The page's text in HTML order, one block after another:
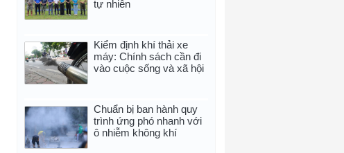
tự nhiên
Kiểm định khí thải xe
máy: Chính sách cần đi
vào cuộc sống và xã hội
Chuẩn bị ban hành quy
trình ứng phó nhanh với
ô nhiễm không khí